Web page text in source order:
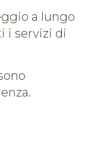
a lungo
i servizi di